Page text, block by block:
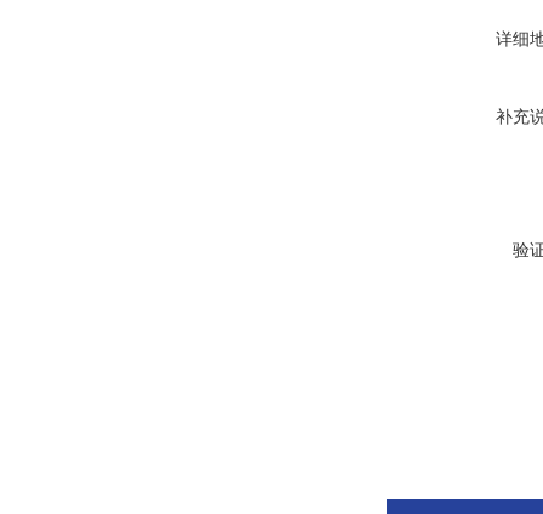
详细
补充
验